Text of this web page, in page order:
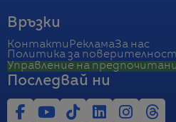
Връзки
Контакти РекламаЗа нас
Политика за поверителност
Управление на
Последвай ни